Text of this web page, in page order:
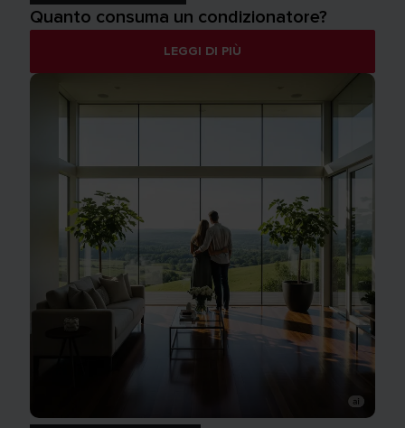
Quanto consuma un condizionatore?
LEGGI DI PIÙ